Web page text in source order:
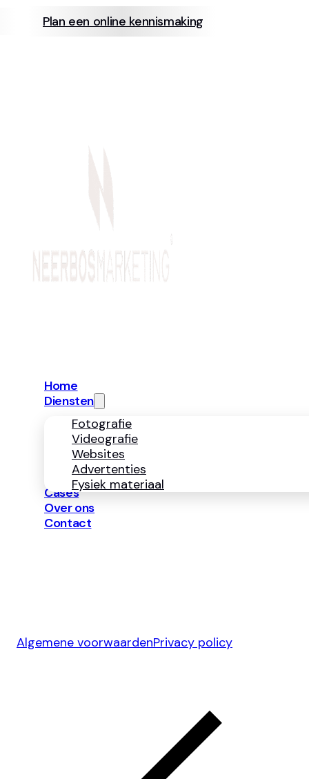
Plan een online kennismaking
Home
Diensten
Fotografie
Videografie
Websites
Advertenties
Fysiek materiaal
Cases
Over ons
Contact
Algemene voorwaardenPrivacy policy